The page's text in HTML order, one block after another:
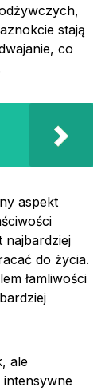
stają
co
aspekt
najbardziej
do życia.
łamliwości
ale